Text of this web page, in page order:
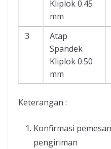
Kliplok 0.45
mm
3
Atap
Spandek
Kliplok 0.50
mm
Keterangan :
Konfirmasi
pengiriman